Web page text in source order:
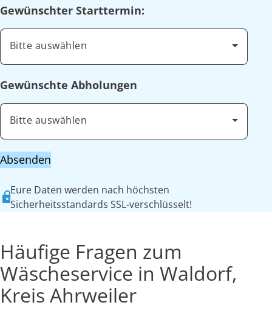
Gewünschter Starttermin:
Bitte auswählen
Gewünschte Abholungen
Bitte auswählen
Absenden
Eure Daten werden nach höchsten
Sicherheitsstandards SSL-verschlüsselt!
Häufige Fragen zum
Wäscheservice in Waldorf,
Kreis Ahrweiler